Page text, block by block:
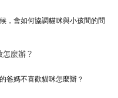
， 會如何協調貓咪與小孩間的問
怎麼辦？
爸媽不喜歡貓咪怎麼辦？